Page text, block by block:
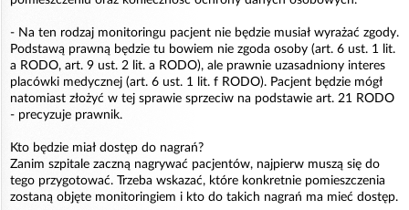
- Na ten rodzaj monitoringu pacjent nie będzie musiał wyrażać zgody.
Podstawą prawną będzie tu bowiem nie zgoda osoby (art. 6 ust. 1 lit.
a RODO, art. 9 ust. 2 lit. a RODO), ale prawnie uzasadniony interes
placówki medycznej (art. 6 ust. 1 lit. f RODO). Pacjent będzie mógł
natomiast złożyć w tej sprawie sprzeciw na podstawie art. 21 RODO
- precyzuje prawnik.
Kto będzie miał dostęp do nagrań?
Zanim szpitale zaczną nagrywać pacjentów, najpierw muszą się do
tego przygotować. Trzeba wskazać, które konkretnie pomieszczenia
zostaną objęte monitoringiem i kto do takich nagrań ma mieć dostęp.